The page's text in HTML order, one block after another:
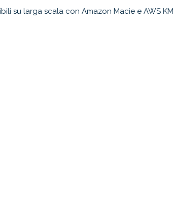
su larga scala con Amazon Macie e AWS